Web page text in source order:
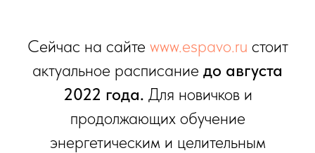
Сейчас на сайте www.espavo.ru стоит
актуальное расписание до августа
2022 года. Для новичков и
продолжающих обучение
энергетическим и целительным